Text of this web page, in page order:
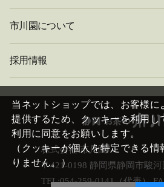
市川園について
採用情報
株式会社 市川園
〒421-0198 静岡県静岡市駿
TEL:054-259-0141（代表）
当ネットショップでは、お客様に
提供するため、クッキーを利用し
利用に同意をお願いします。
（クッキーが個人を特定できる
りません。）